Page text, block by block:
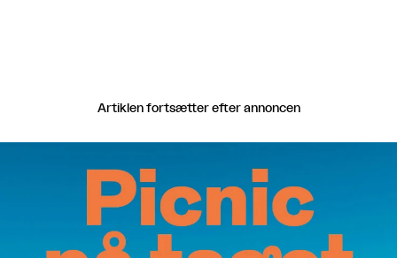
Artiklen fortsætter efter annoncen